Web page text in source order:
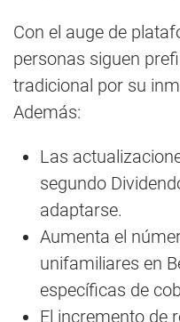
Con el auge de
personas siguen
tradicional por su
Además:
Las
segundo
adaptarse.
Aumenta el
unifamiliares en
específicas de
El incremento de